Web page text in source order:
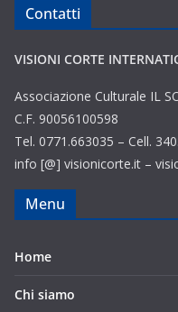
Contatti
VISIONI CORTE
Associazione Culturale IL
C.F. 90056100598
Tel. 0771.663035 – Cell.
info [@] visionicorte.it –
Menu
Home
Chi siamo